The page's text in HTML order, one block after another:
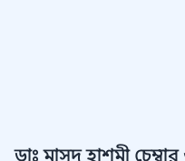
ডাঃ মাসুদ হাশমী